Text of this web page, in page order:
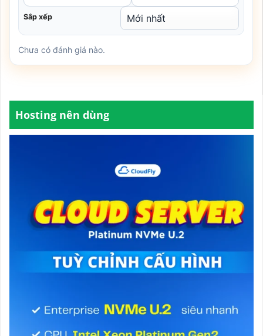
Sắp xếp
Chưa có đánh giá nào.
Hosting nên dùng